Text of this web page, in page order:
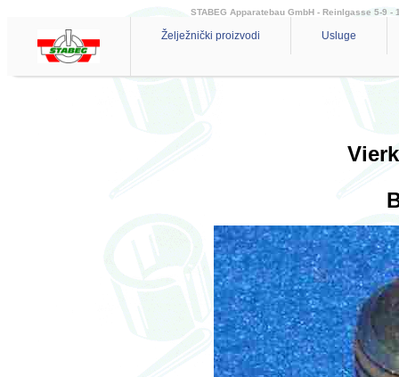
STABEG Apparatebau GmbH - Reinlgasse 5-9
Želježnički proizvodi Usluge